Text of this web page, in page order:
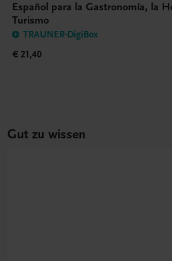
Español para la Gastronomía, la
Turismo
TRAUNER-DigiBox
€ 21,40
Gut zu wissen